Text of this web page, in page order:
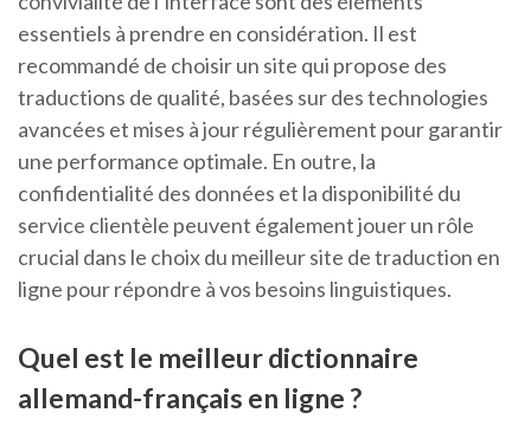
essentiels à prendre en considération. Il est
recommandé de choisir un site qui propose des
traductions de qualité, basées sur des technologies
avancées et mises à jour régulièrement pour garantir
une performance optimale. En outre, la
confidentialité des données et la disponibilité du
service clientèle peuvent également jouer un rôle
crucial dans le choix du meilleur site de traduction en
ligne pour répondre à vos besoins linguistiques.
Quel est le meilleur dictionnaire
allemand-français en ligne ?